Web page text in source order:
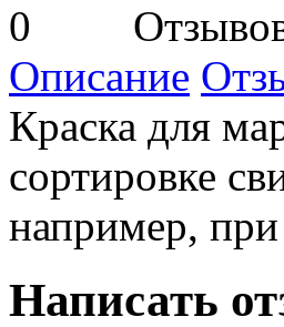
Описание
Краска для
сортировке
например,
Написать